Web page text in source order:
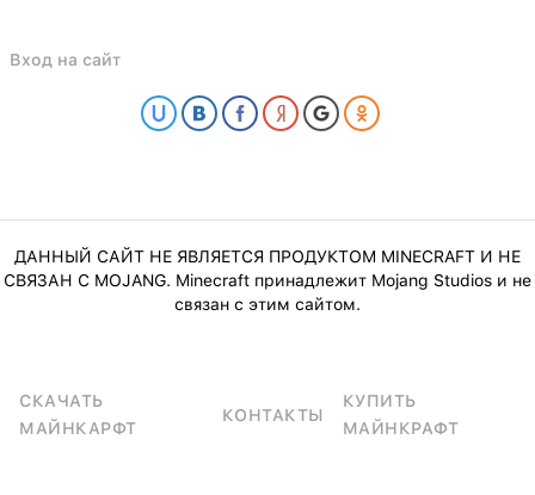
Вход на сайт
ДАННЫЙ САЙТ НЕ ЯВЛЯЕТСЯ ПРОДУКТОМ MINECRAFT И НЕ
СВЯЗАН С MOJANG. Minecraft принадлежит Mojang Studios и не
связан с этим сайтом.
СКАЧАТЬ
МАЙНКАРФТ
КОНТАКТЫ
КУПИТЬ
МАЙНКРАФТ